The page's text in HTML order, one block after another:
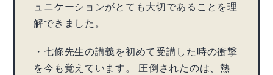
ュニケーションがとても大切であることを理
解できました。
・七條先生の講義を初めて受講した時の衝撃
を今も覚えています。 圧倒されたのは、熱